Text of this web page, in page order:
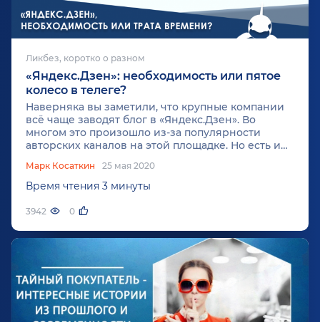
Ликбез, коротко о разном
«Яндекс.Дзен»: необходимость или пятое
колесо в телеге?
Наверняка вы заметили, что крупные компании
всё чаще заводят блог в «Яндекс.Дзен». Во
многом это произошло из-за популярности
авторских каналов на этой площадке. Но есть и
них и поговорим.
Марк Косаткин 25 мая 2020
Время чтения 3 минуты
3942 0